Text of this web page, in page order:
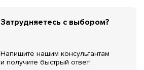
Затрудняетесь с выбором?
Напишите нашим консультантам
и получите быстрый ответ!